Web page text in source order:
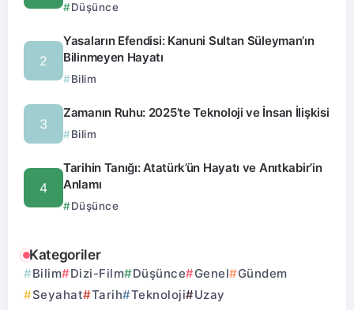
Düşünce
Yasaların Efendisi: Kanuni Sultan Süleyman’ın
Bilinmeyen Hayatı
Bilim
Zamanın Ruhu: 2025’te Teknoloji ve İnsan İlişkisi
Bilim
Tarihin Tanığı: Atatürk’ün Hayatı ve Anıtkabir’in
Anlamı
Düşünce
Kategoriler
Bilim Dizi-Film Düşünce Genel
Gündem
Seyahat
Tarih Teknoloji Uzay